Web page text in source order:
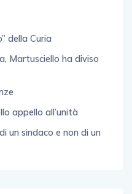
della Curia
Martusciello ha diviso
appello all’unità
un sindaco e non di un